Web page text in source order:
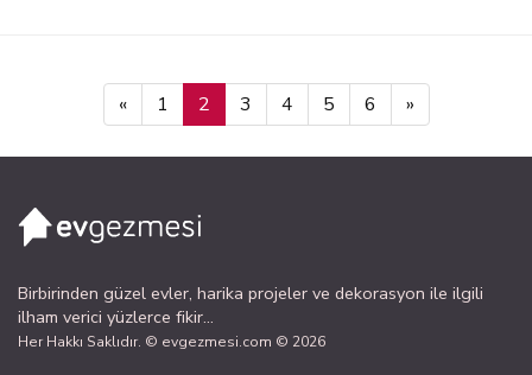
« 1 2 3 4 5 6 »
Birbirinden güzel evler, harika projeler ve dekorasyon ile ilgili
ilham verici yüzlerce fikir...
Her Hakkı Saklıdır. © evgezmesi.com © 2026